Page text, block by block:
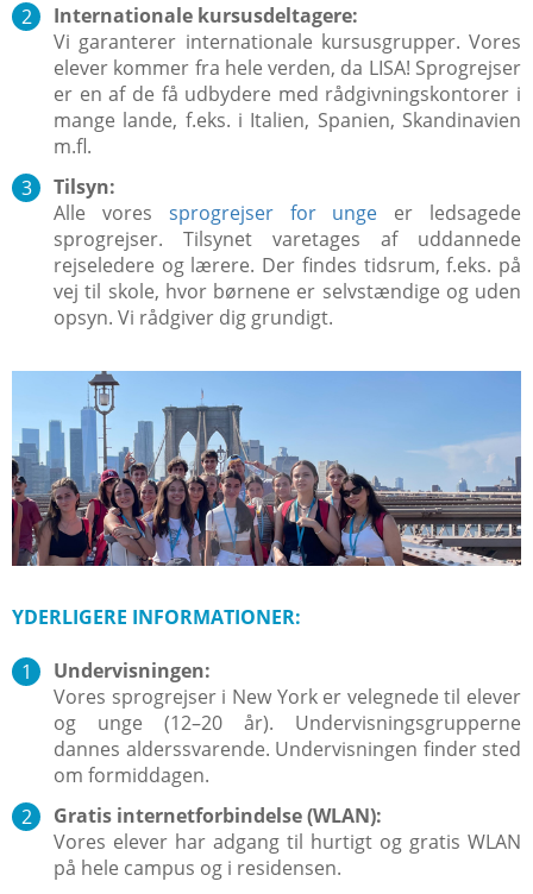
Internationale kursusdeltagere:
Vi garanterer internationale kursusgrupper. Vores
elever kommer fra hele verden, da LISA! Sprogrejser
er en af de få udbydere med rådgivningskontorer i
mange lande, f.eks. i Italien, Spanien, Skandinavien
m.fl.
Tilsyn:
Alle vores sprogrejser for unge er ledsagede
sprogrejser. Tilsynet varetages af uddannede
rejseledere og lærere. Der findes tidsrum, f.eks. på
vej til skole, hvor børnene er selvstændige og uden
opsyn. Vi rådgiver dig grundigt.
YDERLIGERE INFORMATIONER:
Undervisningen:
Vores sprogrejser i New York er velegnede til elever
og unge (12–20 år). Undervisningsgrupperne
dannes alderssvarende. Undervisningen finder sted
om formiddagen.
Gratis internetforbindelse (WLAN):
Vores elever har adgang til hurtigt og gratis WLAN
på hele campus og i residensen.